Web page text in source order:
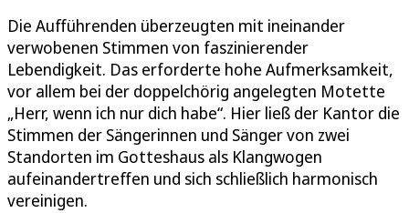
Die Aufführenden überzeugten mit ineinander
verwobenen Stimmen von faszinierender
Lebendigkeit. Das erforderte hohe Aufmerksamkeit,
vor allem bei der doppelchörig angelegten Motette
„Herr, wenn ich nur dich habe“. Hier ließ der Kantor die
Stimmen der Sängerinnen und Sänger von zwei
Standorten im Gotteshaus als Klangwogen
aufeinandertreffen und sich schließlich harmonisch
vereinigen.